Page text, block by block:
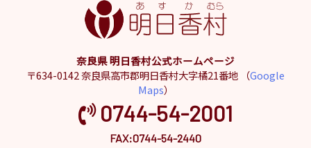
奈良県 明日香村公式ホームページ
〒634-0142 奈良県高市郡明日香村大字橘21番地 （Google
Maps）
0744-54-2001
FAX:0744-54-2440